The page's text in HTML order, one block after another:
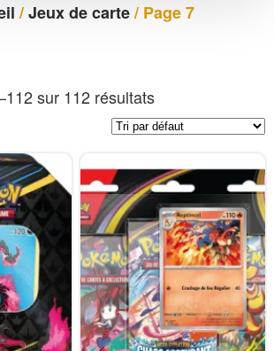
/Jeux de carte/ Page 7
sur 112 résultats